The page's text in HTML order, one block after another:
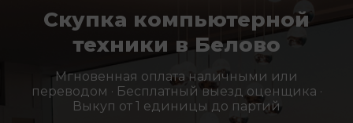
Скупка компьютерной
техники в Белово
Мгновенная оплата наличными или
переводом · Бесплатный выезд оценщика ·
Выкуп от 1 единицы до партий